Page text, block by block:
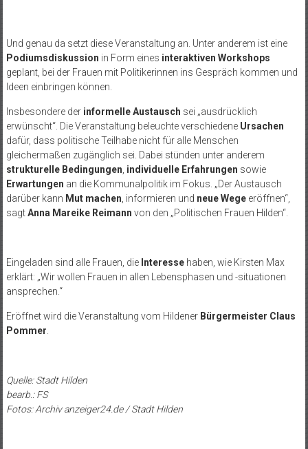
Und genau da setzt diese Veranstaltung an. Unter anderem ist eine
Podiumsdiskussion in Form eines interaktiven Workshops
geplant, bei der Frauen mit Politikerinnen ins Gespräch kommen und
Ideen einbringen können.
Insbesondere der informelle Austausch sei „ausdrücklich
erwünscht“. Die Veranstaltung beleuchte verschiedene Ursachen
dafür, dass politische Teilhabe nicht für alle Menschen
gleichermaßen zugänglich sei. Dabei stünden unter anderem
strukturelle Bedingungen, individuelle Erfahrungen sowie
Erwartungen an die Kommunalpolitik im Fokus. „Der Austausch
darüber kann Mut machen, informieren und neue Wegeeröffnen“,
sagtAnna Mareike Reimann von den „Politischen Frauen Hilden“.
Eingeladen sind alle Frauen, die Interessehaben, wie Kirsten Max
erklärt: „Wir wollen Frauen in allen Lebensphasen und -situationen
ansprechen.“
Eröffnet wird die Veranstaltung vom Hildener Bürgermeister Claus
Pommer.
Quelle: Stadt Hilden
bearb.: FS
Fotos: Archiv anzeiger24.de / Stadt Hilden